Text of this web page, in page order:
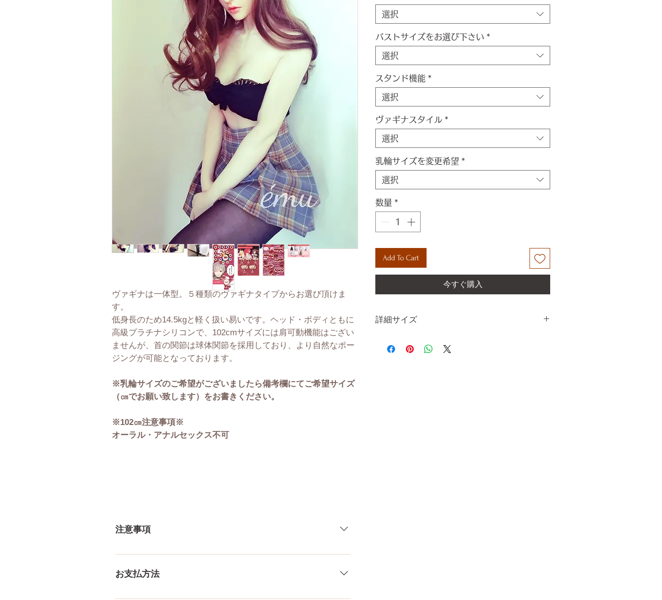
ヴァギナは一体型。５種類のヴァギナタイプからお選び頂けま
す。
低身長のため14.5kgと軽く扱い易いです。ヘッド・ボディともに
高級プラチナシリコンで、102cmサイズには肩可動機能はござい
ませんが、首の関節は球体関節を採用しており、より自然なポー
ジングが可能となっております。
※乳輪サイズのご希望がございましたら備考欄にてご希望サイズ
（㎝でお願い致します）をお書きください。
※102㎝注意事項※
オーラル・アナルセックス不可
選択
バストサイズをお選び下さい *
選択
スタンド機能 *
選択
ヴァギナスタイル *
選択
乳輪サイズを変更希望 *
選択
数量 *
Add To Cart
今すぐ購入
詳細サイズ
身 長
注意事項
一体一体ハンドメイドで製造している製品なので、商品により個
測り方でも多少の誤差があります。当店採寸による実寸の誤差は
お支払方法